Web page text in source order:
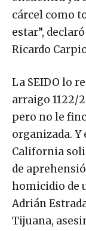
cárcel como
estar”,
Ricardo
La SEIDO lo
arraigo 1122/
pero no le
organizada. Y
California
de
homicidio de
Adrián
Tijuana,